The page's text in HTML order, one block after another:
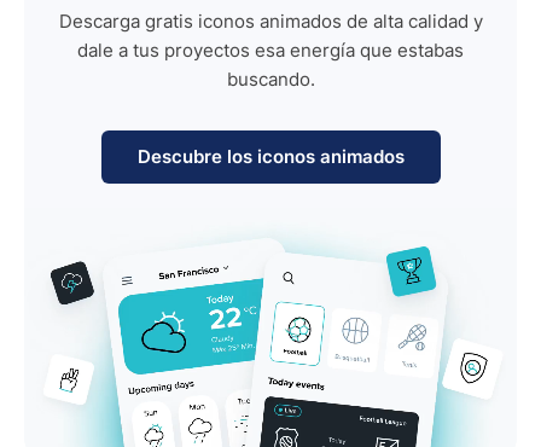
Descarga gratis iconos animados de alta calidad y
dale a tus proyectos esa energía que estabas
buscando.
Descubre los iconos animados